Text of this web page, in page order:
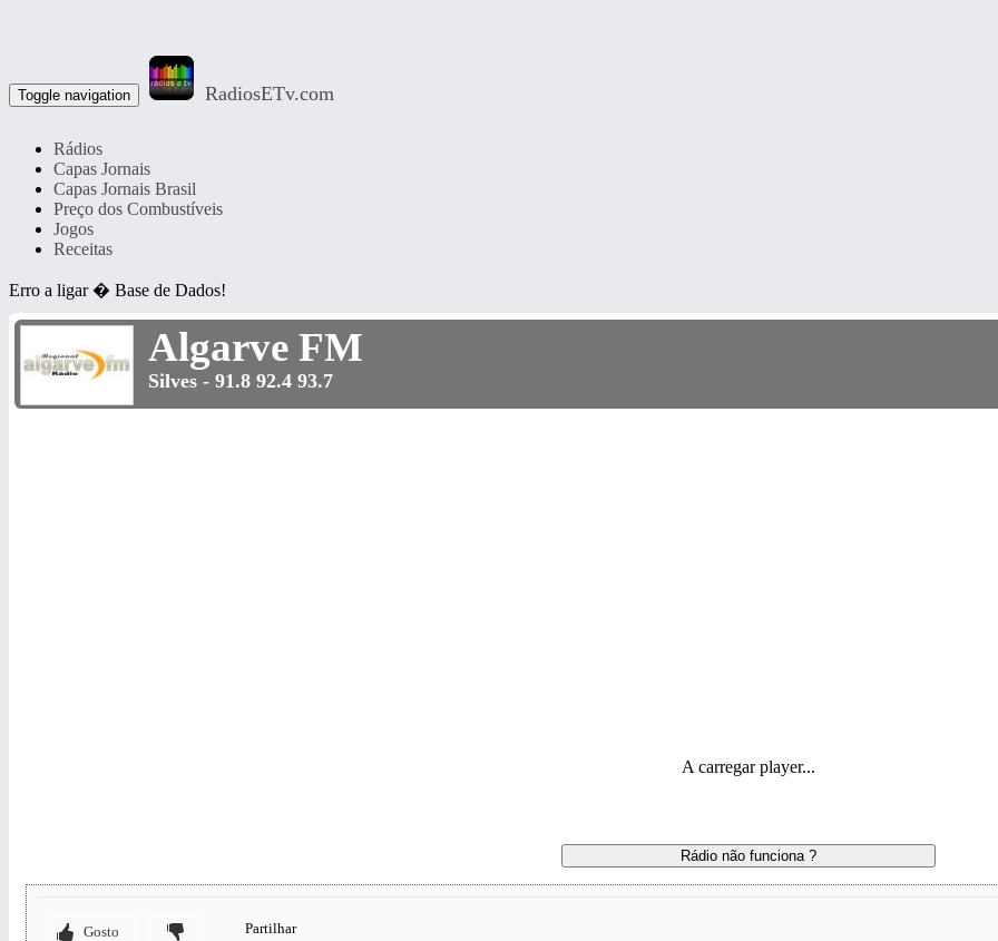
Toggle navigation RadiosETv.com
Rádios
Capas Jornais
Capas Jornais Brasil
Preço dos Combustíveis
Jogos
Receitas
Erro a ligar � Base de Dados!
Algarve FM
Silves - 91.8 92.4 93.7
A carregar player...
Rádio não funciona ?
Gosto Partilhar